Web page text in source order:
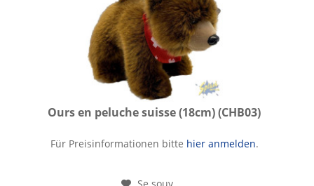
Ours en peluche suisse (18cm) (CHB03)
Ours en peluche suisse (18cm)
Für Preisinformationen bitte hier anmelden.